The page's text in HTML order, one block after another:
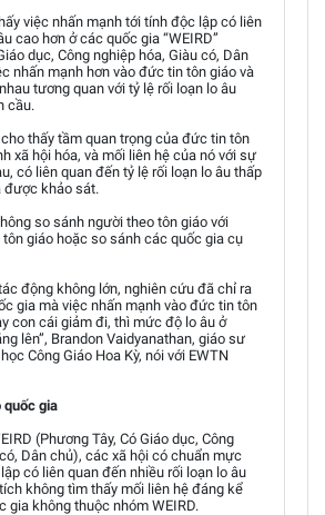
việc nhấn mạnh tới tính độc lập có liên
cao hơn ở các quốc gia “WEIRD”
dục, Công nghiệp hóa, Giàu có, Dân
nhấn mạnh hơn vào đức tin tôn giáo và
tương quan với tỷ lệ rối loạn lo âu
cầu.
thấy tầm quan trọng của đức tin tôn
xã hội hóa, và mối liên hệ của nó với sự
có liên quan đến tỷ lệ rối loạn lo âu thấp
được khảo sát.
so sánh người theo tôn giáo với
giáo hoặc so sánh các quốc gia cụ
động không lớn, nghiên cứu đã chỉ ra
gia mà việc nhấn mạnh vào đức tin tôn
con cái giảm đi, thì mức độ lo âu ở
lên”, Brandon Vaidyanathan, giáo sư
Công Giáo Hoa Kỳ, nói với EWTN
quốc gia
(Phương Tây, Có Giáo dục, Công
Dân chủ), các xã hội có chuẩn mực
có liên quan đến nhiều rối loạn lo âu
không tìm thấy mối liên hệ đáng kể
gia không thuộc nhóm WEIRD.